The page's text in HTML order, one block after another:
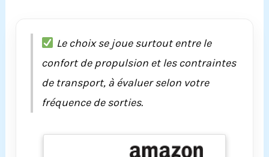
Le choix se joue surtout entre le
confort de propulsion et les contraintes
de transport, à évaluer selon votre
fréquence de sorties.